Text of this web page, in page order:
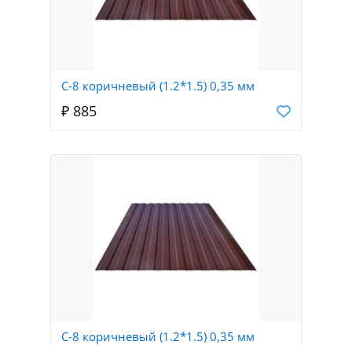
С-8 коричневый (1.2*1.5) 0,35 мм
₽ 885
С-8 коричневый (1.2*1.5) 0,35 мм